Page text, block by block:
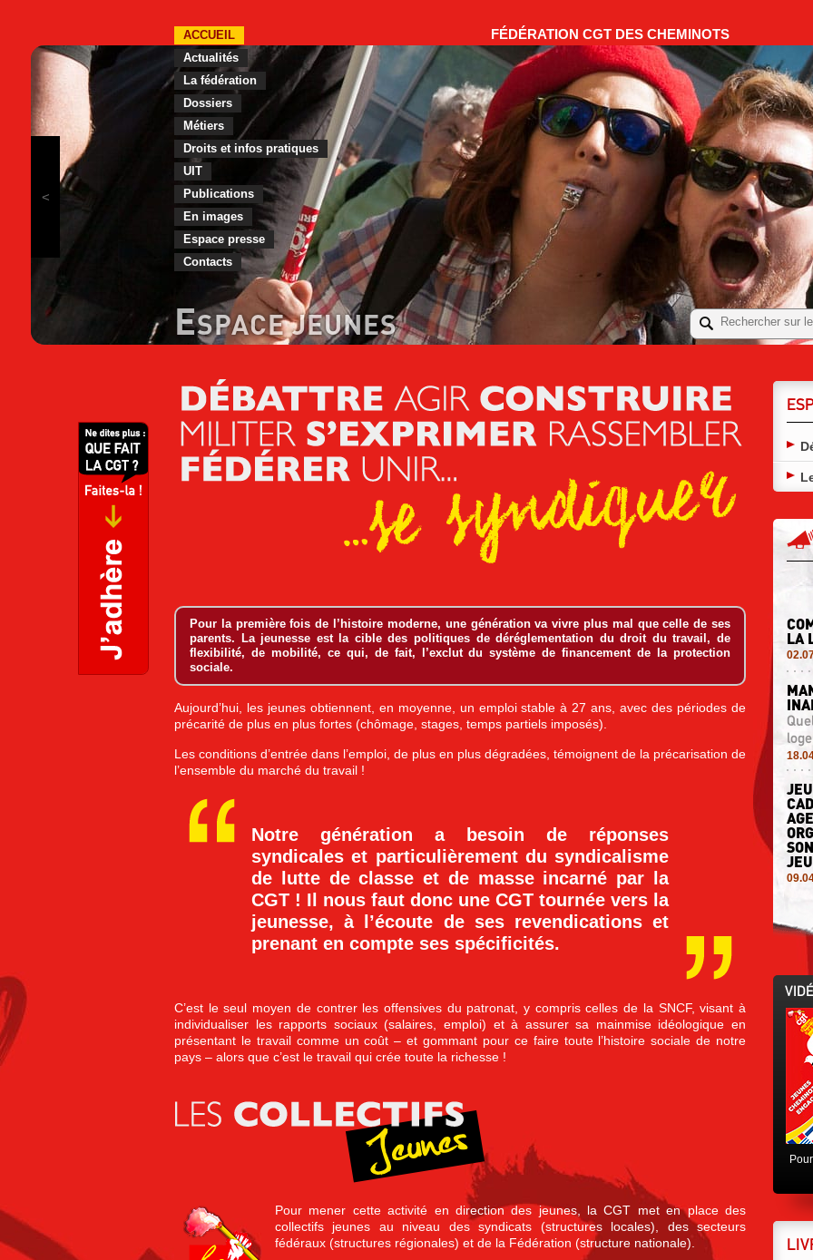
FÉDÉRATION CGT DES CHEMINOTS
ACCUEIL
Actualités
La fédération
Dossiers
Métiers
Droits et infos pratiques
UIT
Publications
En images
Espace presse
Contacts
ESPACE JEUNES
Pour la première fois de l’histoire moderne, une génération va vivre plus mal que celle de ses
parents. La jeunesse est la cible des politiques de déréglementation du droit du travail, de
flexibilité, de mobilité, ce qui, de fait, l’exclut du système de financement de la protection
sociale.
Aujourd’hui, les jeunes obtiennent, en moyenne, un emploi stable à 27 ans, avec des périodes de
précarité de plus en plus fortes (chômage, stages, temps partiels imposés).
Les conditions d’entrée dans l’emploi, de plus en plus dégradées, témoignent de la précarisation de
l’ensemble du marché du travail !
Notre génération a besoin de réponses
syndicales et particulièrement du syndicalisme
de lutte de classe et de masse incarné par la
CGT ! Il nous faut donc une CGT tournée vers la
jeunesse, à l’écoute de ses revendications et
prenant en compte ses spécificités.
C’est le seul moyen de contrer les offensives du patronat, y compris celles de la SNCF, visant à
individualiser les rapports sociaux (salaires, emploi) et à assurer sa mainmise idéologique en
présentant le travail comme un coût – et gommant pour ce faire toute l’histoire sociale de notre
pays – alors que c’est le travail qui crée toute la richesse !
Pour mener cette activité en direction des jeunes, la CGT met en place des
collectifs jeunes au niveau des syndicats (structures locales), des secteurs
fédéraux (structures régionales) et de la Fédération (structure nationale).
LA
LE